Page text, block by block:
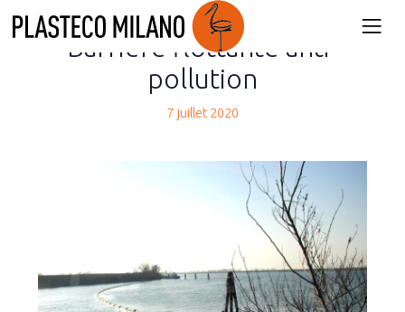
Barrière flottante anti-
pollution
7 juillet 2020